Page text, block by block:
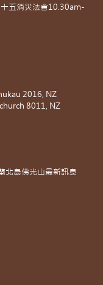
五消災法會10.30am-
2016, NZ
8011, NZ
北島佛光山最新訊息